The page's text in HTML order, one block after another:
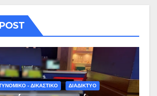
- ΔΙΚΑΣΤΙΚΟ ΔΙΑΔΙΚΤΥΟ